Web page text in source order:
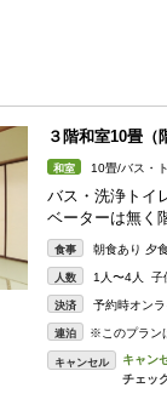
３階和室10畳（
和室 10畳/バス・
バス・洗浄トイ
ベーターは無く
食事 朝食あり 夕
人数 1人〜4人 子
決済 予約時オン
連泊 ※このプラン
キャンセル